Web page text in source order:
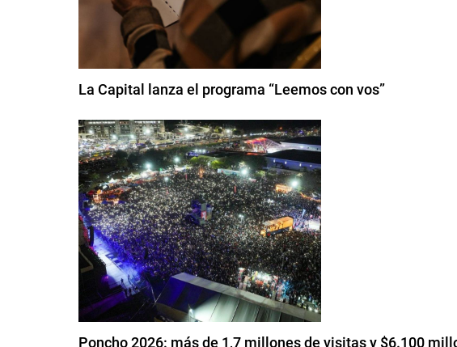
La Capital lanza el programa “Leemos con vos”
Poncho 2026: más de 1,7 millones de visitas y $6.100